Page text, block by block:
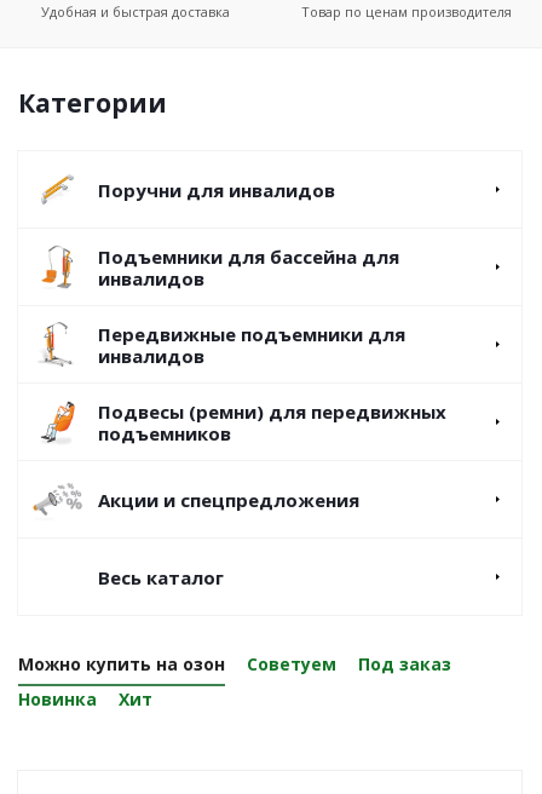
Удобная и быстрая доставка Товар по ценам производителя
Категории
Поручни для инвалидов
Подъемники для бассейна для
инвалидов
Передвижные подъемники для
инвалидов
Подвесы (ремни) для передвижных
подъемников
Акции и спецпредложения
Весь каталог
Можно купить на озон Советуем
Под заказ
Новинка
Хит